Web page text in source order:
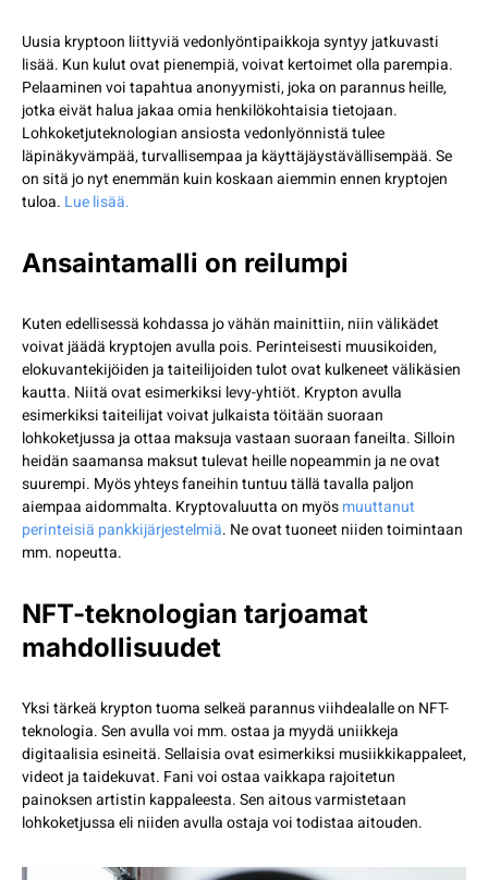
Uusia kryptoon liittyviä vedonlyöntipaikkoja syntyy jatkuvasti
lisää. Kun kulut ovat pienempiä, voivat kertoimet olla parempia.
Pelaaminen voi tapahtua anonyymisti, joka on parannus heille,
jotka eivät halua jakaa omia henkilökohtaisia tietojaan.
Lohkoketjuteknologian ansiosta vedonlyönnistä tulee
läpinäkyvämpää, turvallisempaa ja käyttäjäystävällisempää. Se
on sitä jo nyt enemmän kuin koskaan aiemmin ennen kryptojen
tuloa. Lue lisää.
Ansaintamalli on reilumpi
Kuten edellisessä kohdassa jo vähän mainittiin, niin välikädet
voivat jäädä kryptojen avulla pois. Perinteisesti muusikoiden,
elokuvantekijöiden ja taiteilijoiden tulot ovat kulkeneet välikäsien
kautta. Niitä ovat esimerkiksi levy-yhtiöt. Krypton avulla
esimerkiksi taiteilijat voivat julkaista töitään suoraan
lohkoketjussa ja ottaa maksuja vastaan suoraan faneilta. Silloin
heidän saamansa maksut tulevat heille nopeammin ja ne ovat
suurempi. Myös yhteys faneihin tuntuu tällä tavalla paljon
aiempaa aidommalta. Kryptovaluutta on myösmuuttanut
perinteisiä pankkijärjestelmiä. Ne ovat tuoneet niiden toimintaan
mm. nopeutta.
NFT-teknologian tarjoamat
mahdollisuudet
Yksi tärkeä krypton tuoma selkeä parannus viihdealalle on NFT-
teknologia. Sen avulla voi mm. ostaa ja myydä uniikkeja
digitaalisia esineitä. Sellaisia ovat esimerkiksi musiikkikappaleet,
videot ja taidekuvat. Fani voi ostaa vaikkapa rajoitetun
painoksen artistin kappaleesta. Sen aitous varmistetaan
lohkoketjussa eli niiden avulla ostaja voi todistaa aitouden.